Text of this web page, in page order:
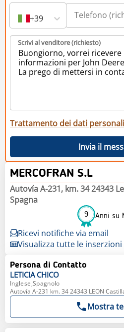
+39
Scrivi al venditore (richiesto)
Trattamento dei dati personali
Invia il
MERCOFRAN S.L
Autovía A-231, km. 34 24343
Spagna
9 Anni su
Ricevi notifiche via email
Visualizza tutte le inserzioni
Persona di Contatto
LETICIA CHICO
Inglese,Spagnolo
Autovía A-231 km. 34 24343 LEON
Mostra